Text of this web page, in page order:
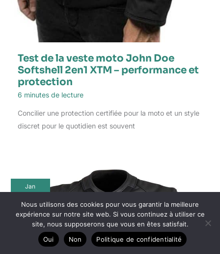
Test de la veste moto John Doe
Softshell 2en1 XTM – performance et
protection
6 minutes de lecture
Concilier une protection certifiée pour la moto et un style
discret pour le quotidien est souvent
Jan
9
2026
Nous utilisons des cookies pour vous garantir la meilleure
expérience sur notre site web. Si vous continuez à utiliser ce
site, nous supposerons que vous en êtes satisfait.
Oui
Non Politique de confidentialité